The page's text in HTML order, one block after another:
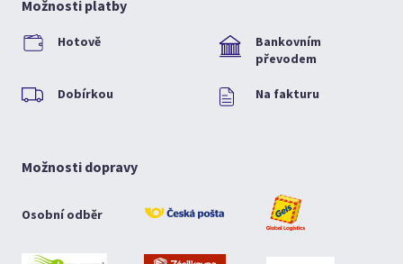
Možnosti platby
Hotově
Bankovním
převodem
Dobírkou Na fakturu
Možnosti dopravy
Osobní odběr